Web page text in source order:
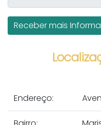
Endereço: